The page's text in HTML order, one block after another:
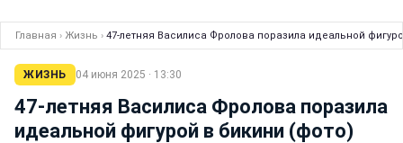
Главная › Жизнь › 47-летняя Василиса Фролова поразила идеальной
ЖИЗНЬ 04 июня 2025 · 13:30
47-летняя Василиса Фролова поразила
идеальной фигурой в бикини (фото)